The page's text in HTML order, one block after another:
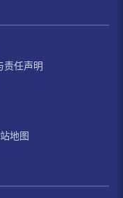
责任声明
地图